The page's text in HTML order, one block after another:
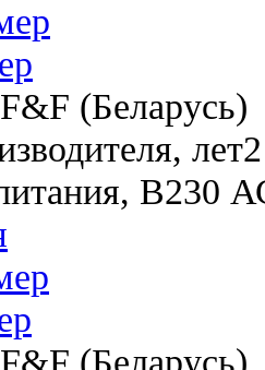
F&F (Беларусь)
лет2
В230
F&F (Беларусь)